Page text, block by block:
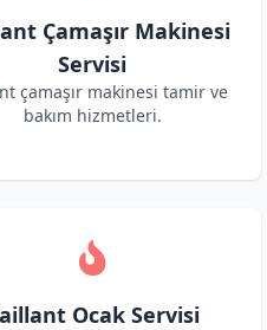
Çamaşır Makinesi
Servisi
çamaşır makinesi tamir ve
bakım hizmetleri.
Ocak Servisi